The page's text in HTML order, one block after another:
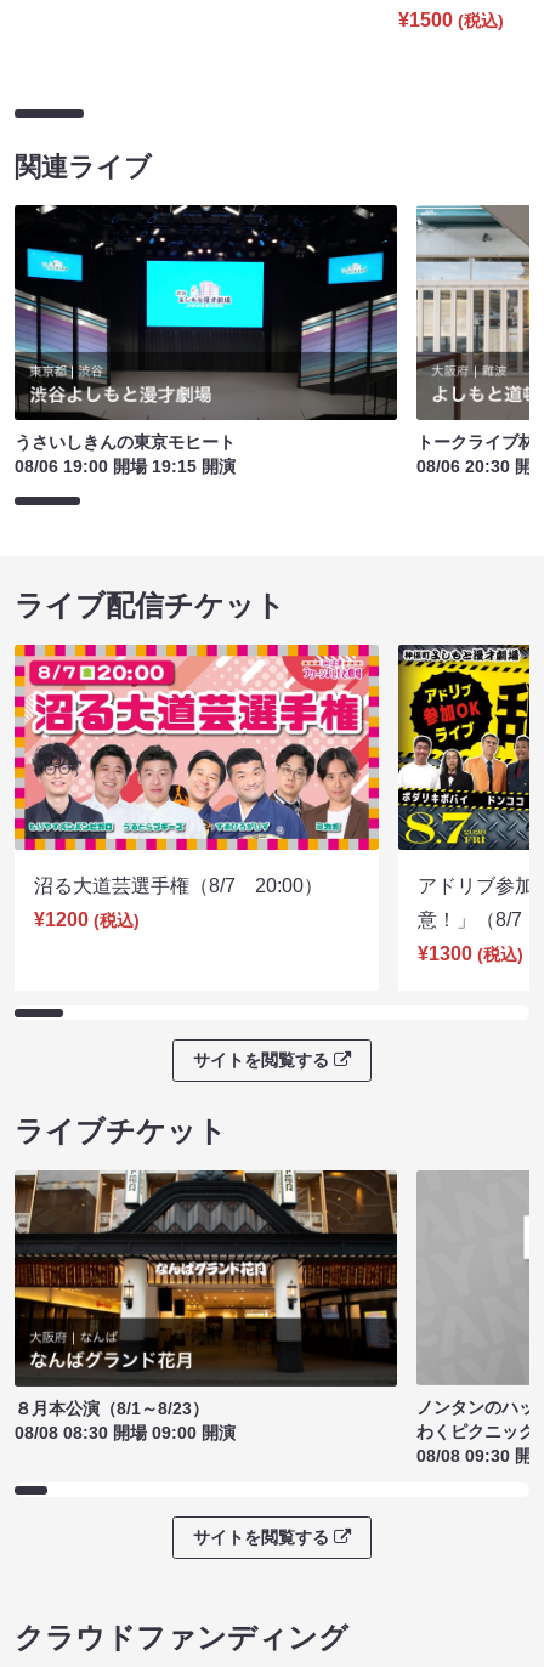
¥1500 (税込)
関連ライブ
うさいしきんの東京モヒート
08/06 19:00 開場 19:15 開演
トークライブ林
08/06 20:30 開
ライブ配信チケット
沼る大道芸選手権（8/7 20:00）
¥1200 (税込)
アドリブ参加
意！」（8/7
¥1300 (税込)
サイトを閲覧する
ライブチケット
８月本公演（8/1～8/23）
08/08 08:30 開場 09:00 開演
ノンタンのハッ
わくピクニック
08/08 09:30 開
サイトを閲覧する
クラウドファンディング